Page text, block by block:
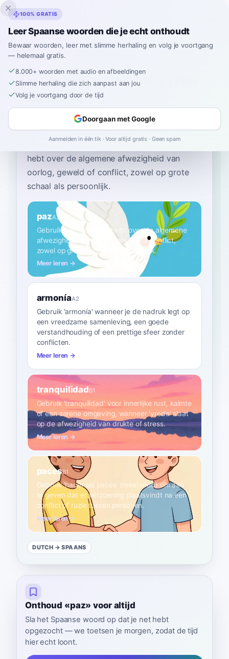
Inklingo
Home›Spaans›Dutch
Hoe zeg je "vrede" in het
Spaans
Het meest gebruikte Spaanse woord voor
gebruik 'paz' als je het
hebt over de algemene afwezigheid van
oorlog, geweld of conflict, zowel op grote
schaal als persoonlijk.
pazA2
Gebruik 'paz' als je het hebt over de algemene
afwezigheid van oorlog, geweld of conflict,
zowel op grote schaal als persoonlijk.
Meer leren →
armoníaA2
Gebruik 'armonía' wanneer je de nadruk legt op
een vreedzame samenleving, een goede
verstandhouding of een prettige sfeer zonder
conflicten.
Meer leren →
tranquilidadB1
Gebruik 'tranquilidad' voor innerlijke rust, kalmte
of een serene omgeving, wanneer 'vrede' slaat
op de afwezigheid van drukte of stress.
Meer leren →
pacesB1
Gebruik 'hacer las paces' (meervoud) om aan
te geven dat er verzoening plaatsvindt na een
conflict of ruzie tussen personen.
Meer leren →
DUTCH → SPAANS
Onthoud «paz» voor altijd
Sla het Spaanse woord op dat je net hebt
opgezocht — we toetsen je morgen, zodat de tijd
hier echt loont.
100% GRATIS
Leer Spaanse woorden die je echt onthoudt
Bewaar woorden, leer met slimme herhaling en volg je voortgang
— helemaal gratis.
8.000+ woorden met audio en afbeeldingen
Slimme herhaling die zich aanpast aan jou
Volg je voortgang door de tijd
Doorgaan met Google
Aanmelden in één tik · Voor altijd gratis · Geen spam